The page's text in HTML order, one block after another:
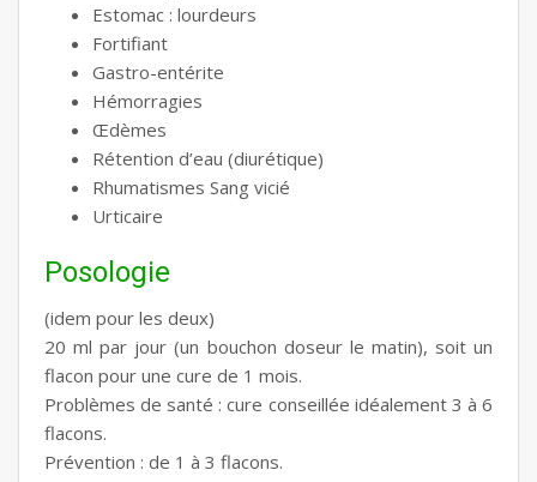
Estomac : lourdeurs
Fortifiant
Gastro-entérite
Hémorragies
Œdèmes
Rétention d’eau (diurétique)
Rhumatismes Sang vicié
Urticaire
Posologie
(idem pour les deux)
20 ml par jour (un bouchon doseur le matin), soit un
flacon pour une cure de 1 mois.
Problèmes de santé : cure conseillée idéalement 3 à 6
flacons.
Prévention : de 1 à 3 flacons.